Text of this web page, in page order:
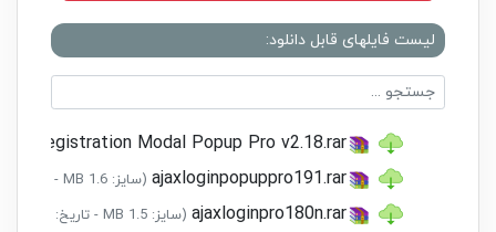
one)
WP reCaptcha Integration
WordPress Social Login(social login
buttons below login/register form)
Social Login WordPress Plugin –
لیست فایلهای قابل دانلود:
Registration Modal Popup Pro v2.18.rar
ajaxloginpopuppro191.rar (سایز: 1.6 MB - تاریخ: 13/03/1399 01:25:52 ب.ظ)
ajaxloginpro180n.rar (سایز: 1.5 MB - تاریخ: 15/08/1398 06:48:20 ب.ظ)